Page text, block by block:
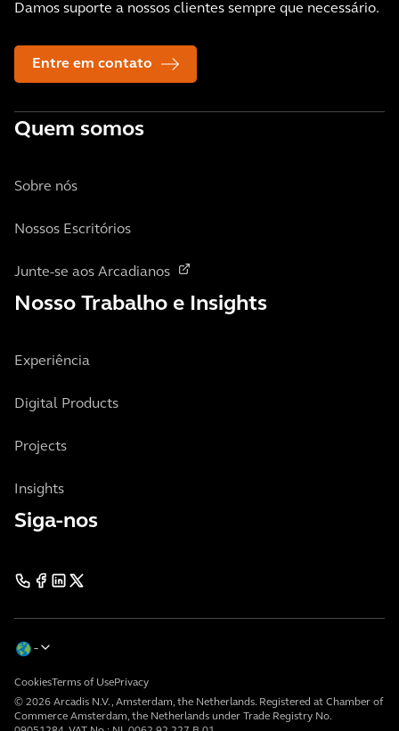
Damos suporte a nossos clientes sempre que necessário.
Entre em contato
Quem somos
Sobre nós
Nossos Escritórios
Junte-se aos Arcadianos
Nosso Trabalho e Insights
Experiência
Digital Products
Projects
Insights
Siga-nos
© 2026 Arcadis N.V., Amsterdam, the Netherlands. Registered at Chamber of
Commerce Amsterdam, the Netherlands under Trade Registry No.
CookiesTerms of UsePrivacy